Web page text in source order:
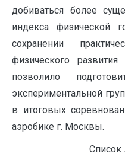
добиваться более
индекса физической
сохранении
физического
позволило
экспериментальной
в итоговых
аэробике г. Москвы.
Список